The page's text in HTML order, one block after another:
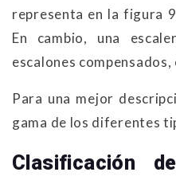
representa en la figura
En cambio, una
escalones
Para una mejor
gama de los diferentes
Clasificación